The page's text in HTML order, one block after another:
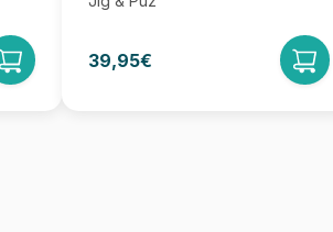
39,95€